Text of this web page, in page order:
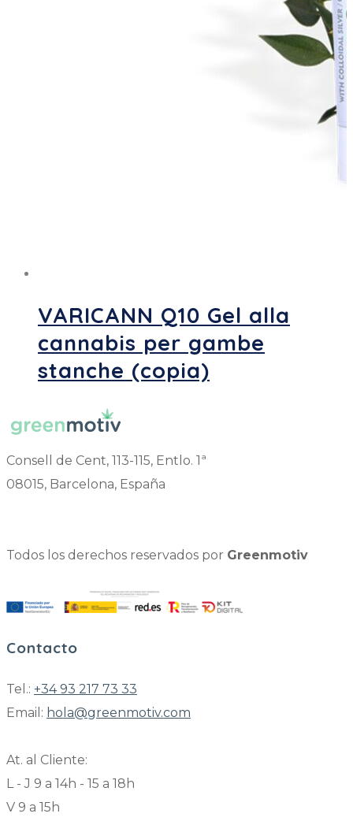
VARICANN Q10 Gel alla
cannabis per gambe
stanche (copia)
Consell de Cent, 113-115, Entlo. 1ª
08015, Barcelona, España
Todos los derechos reservados por Greenmotiv
Contacto
Tel.: +34 93 217 73 33
Email: hola@greenmotiv.com
At. al Cliente:
L - J 9 a 14h - 15 a 18h
V 9 a 15h